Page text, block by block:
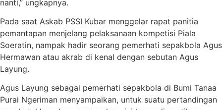
nanti,” ungkapnya.
Pada saat Askab PSSI Kubar menggelar rapat panitia
pemantapan menjelang pelaksanaan kompetisi Piala
Soeratin, nampak hadir seorang pemerhati sepakbola Agus
Hermawan atau akrab di kenal dengan sebutan Agus
Layung.
Agus Layung sebagai pemerhati sepakbola di Bumi Tanaa
Purai Ngeriman menyampaikan, untuk suatu pertandingan